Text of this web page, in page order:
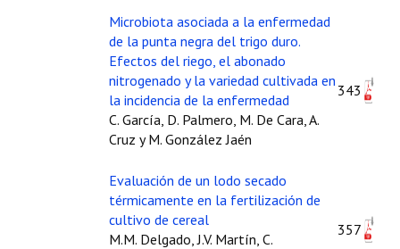
Microbiota asociada a la enfermedad
de la punta negra del trigo duro.
Efectos del riego, el abonado
nitrogenado y la variedad cultivada en
la incidencia de la enfermedad
C. García, D. Palmero, M. De Cara, A.
Cruz y M. González Jaén
343
Evaluación de un lodo secado
térmicamente en la fertilización de
cultivo de cereal
M.M. Delgado, J.V. Martín, C.
357